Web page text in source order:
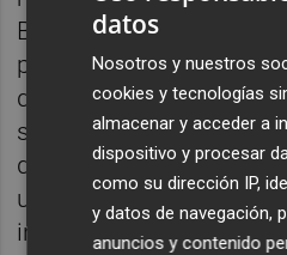
Badenas. En dichas
por
The Objectiveen las
destitución, se
sugería el cese de la
desconfianza: "Hay que
una persona que está
información a los
datos
Nosotros y nuestros
cookies y tecnologías
almacenar y acceder a
dispositivo y procesar
como su dirección IP,
y datos de navegación,
anuncios y contenido